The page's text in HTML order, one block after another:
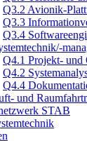
Q3.2 Avionik-
Q3.3
Q3.4
Q4.1 Projekt- und
Q4.2
Q4.4
und
STAB